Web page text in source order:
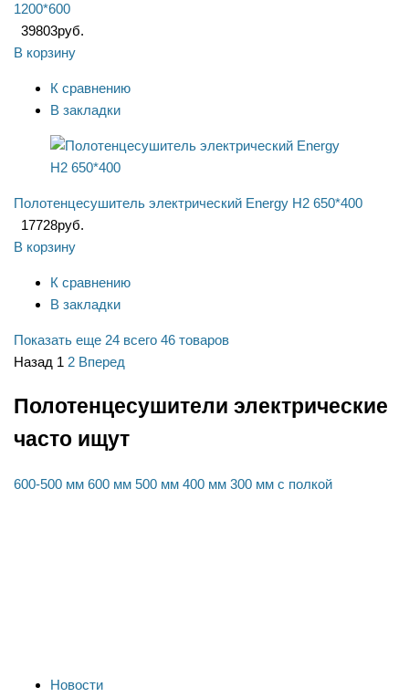
1200*600
39803руб.
В корзину
К сравнению
В закладки
Полотенцесушитель электрический Energy H2 650*400
17728руб.
В корзину
К сравнению
В закладки
Показать еще 24 всего 46 товаров
Назад 1 2 Вперед
Полотенцесушители электрические
часто ищут
600-500 мм 600 мм 500 мм 400 мм 300 мм с полкой
Новости